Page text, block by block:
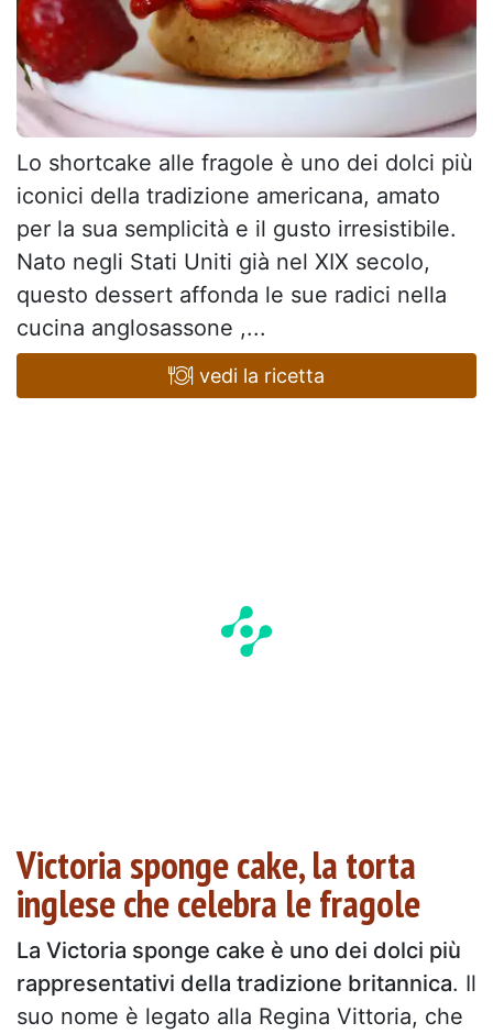
Lo shortcake alle fragole è uno dei dolci più
iconici della tradizione americana, amato
per la sua semplicità e il gusto irresistibile.
Nato negli Stati Uniti già nel XIX secolo,
questo dessert affonda le sue radici nella
cucina anglosassone ,...
vedi la ricetta
Victoria sponge cake, la torta
inglese che celebra le fragole
La Victoria sponge cake è uno dei dolci più
rappresentativi della tradizione britannica. Il
suo nome è legato alla Regina Vittoria, che